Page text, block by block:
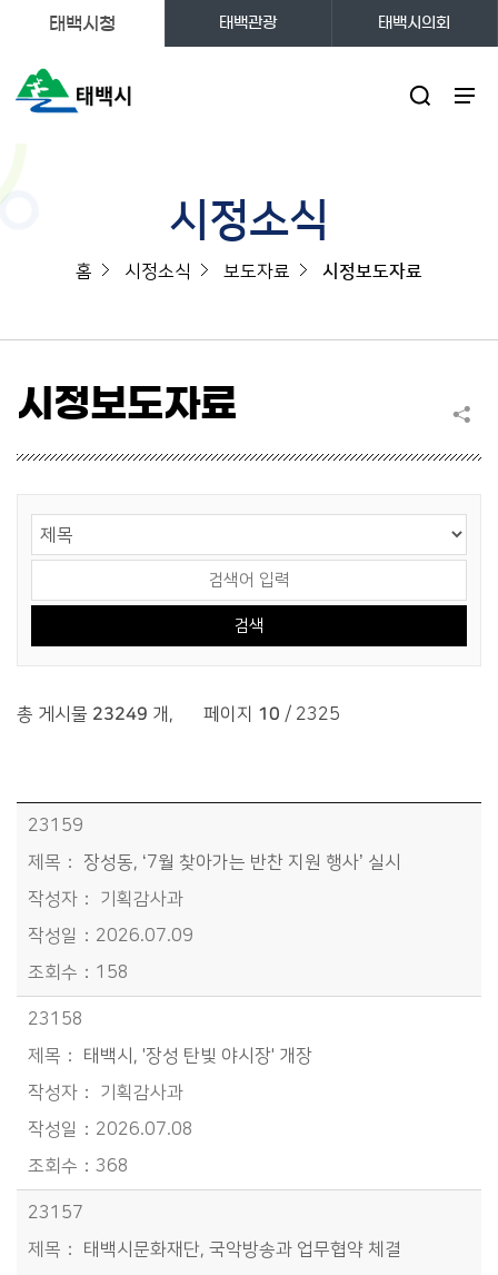
태백시청 태백관광 태백시의회
시정소식
홈 시정소식 보도자료 시정보도자료
시정보도자료
총 게시물 23249 개 , 페이지 10 / 2325
시정소식>보도자료>시정보도자료 목록 - 번호, 제목, 작성자, 작성일, 조회수정보 제공
23159
장성동, ‘7월 찾아가는 반찬 지원 행사’ 실시
기획감사과
2026.07.09
158
23158
태백시, '장성 탄빛 야시장' 개장
기획감사과
2026.07.08
368
23157
태백시문화재단, 국악방송과 업무협약 체결